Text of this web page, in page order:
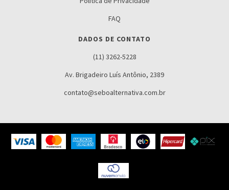
FAQ
DADOS DE CONTATO
(11) 3262-5228
Av. Brigadeiro Luís Antônio, 2389
contato@seboalternativa.com.br